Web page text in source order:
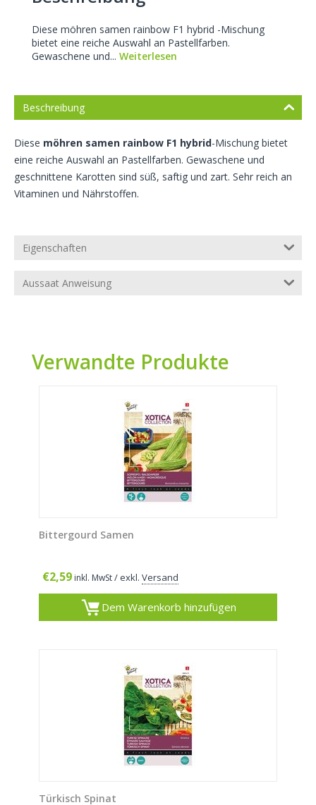
Diese möhren samen rainbow F1 hybrid -Mischung
bietet eine reiche Auswahl an Pastellfarben.
Gewaschene und... Weiterlesen
Beschreibung
Diese möhren samen rainbow F1 hybrid-Mischung bietet
eine reiche Auswahl an Pastellfarben. Gewaschene und
geschnittene Karotten sind süß, saftig und zart. Sehr reich an
Vitaminen und Nährstoffen.
Eigenschaften
Aussaat Anweisung
Verwandte Produkte
Bittergourd Samen
€2,59 inkl. MwSt/ exkl. Versand
Dem Warenkorb hinzufügen
Türkisch Spinat